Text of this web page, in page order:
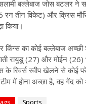
बल्लेबाज जोस बटलर ने
रन तीन विकेट) और क्रिस
किया।
किंग्स का कोई बल्लेबाज
रायुडू (27) और मोईन (26)
के रिवर्स स्वीप खेलने से कोई
में होना अच्छा है, वह गेंद
Sports